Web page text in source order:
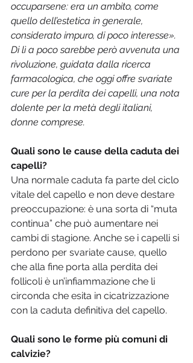
occuparsene: era un ambito, come
quello dell’estetica in generale,
considerato impuro, di poco interesse».
Di lì a poco sarebbe però avvenuta una
rivoluzione, guidata dalla ricerca
farmacologica, che oggi offre svariate
cure per la perdita dei capelli, una nota
dolente per la metà degli italiani,
donne comprese.
Quali sono le cause della caduta dei
capelli?
Una normale caduta fa parte del ciclo
vitale del capello e non deve destare
preoccupazione: è una sorta di “muta
continua” che può aumentare nei
cambi di stagione. Anche se i capelli si
perdono per svariate cause, quello
che alla fine porta alla perdita dei
follicoli è un’infiammazione che li
circonda che esita in cicatrizzazione
con la caduta definitiva del capello.
Quali sono le forme più comuni di
calvizie?